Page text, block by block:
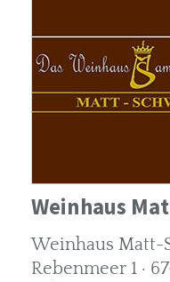
Weinhaus
Weinhaus Matt-
Rebenmeer 1 ·